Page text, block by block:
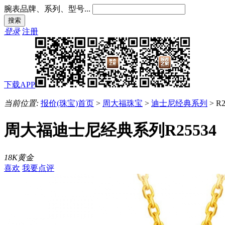
腕表品牌、系列、型号...
登录 注册
下载APP
当前位置: 报价(珠宝)首页 > 周大福珠宝 > 迪士尼经典系列 >
周大福迪士尼经典系列R25534
18K黄金
喜欢 我要点评